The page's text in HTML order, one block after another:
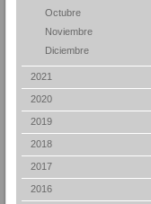
Octubre
Noviembre
Diciembre
2021
2020
2019
2018
2017
2016